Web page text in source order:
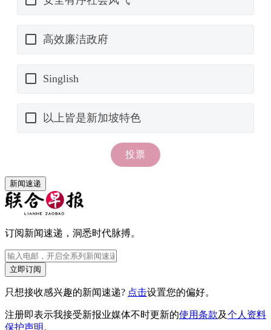
新闻速递
订阅新闻速递，洞悉时代脉搏。
立即订阅
只想接收感兴趣的新闻速递? 点击设置您的偏好。
注册即表示我接受新报业媒体不时更新的使用条款及个人资料
保护声明 。